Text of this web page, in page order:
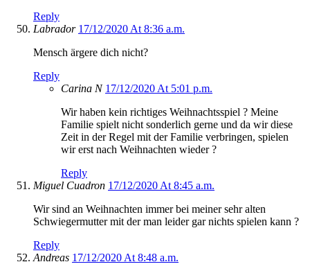
Reply
Labrador 17/12/2020 At 8:36 a.m.
Mensch ärgere dich nicht?
Reply
Carina N 17/12/2020 At 5:01 p.m.
Wir haben kein richtiges Weihnachtsspiel ? Meine
Familie spielt nicht sonderlich gerne und da wir diese
Zeit in der Regel mit der Familie verbringen, spielen
wir erst nach Weihnachten wieder ?
Reply
Miguel Cuadron 17/12/2020 At 8:45 a.m.
Wir sind an Weihnachten immer bei meiner sehr alten
Schwiegermutter mit der man leider gar nichts spielen kann ?
Reply
Andreas 17/12/2020 At 8:48 a.m.